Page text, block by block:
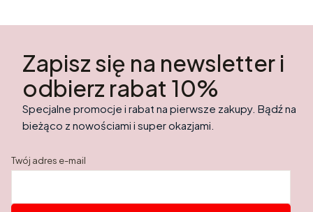
Zapisz się na newsletter i
odbierz rabat 10%
Specjalne promocje i rabat na pierwsze zakupy. Bądź na
bieżąco z nowościami i super okazjami.
Twój adres e-mail